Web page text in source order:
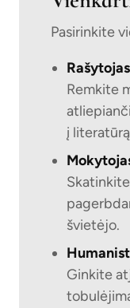
Pasirinkite
Remkite
į
švietėjo.
Ginkite